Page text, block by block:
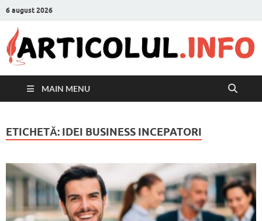
6 august 2026
MAIN MENU
ETICHETĂ: IDEI BUSINESS INCEPATORI